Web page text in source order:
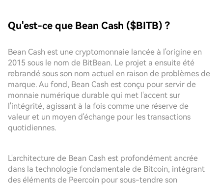
Qu'est-ce que Bean Cash ($BITB) ?
Bean Cash est une cryptomonnaie lancée à l'origine en
2015 sous le nom de BitBean. Le projet a ensuite été
rebrandé sous son nom actuel en raison de problèmes de
marque. Au fond, Bean Cash est conçu pour servir de
monnaie numérique durable qui met l'accent sur
l'intégrité, agissant à la fois comme une réserve de
valeur et un moyen d'échange pour les transactions
quotidiennes.
L'architecture de Bean Cash est profondément ancrée
dans la technologie fondamentale de Bitcoin, intégrant
des éléments de Peercoin pour sous-tendre son